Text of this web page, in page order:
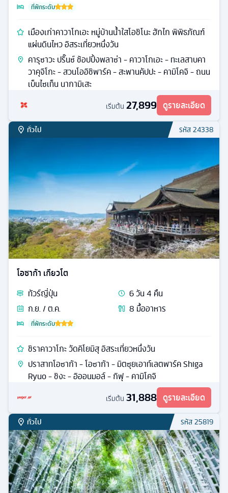
ที่พักระดับ
เมืองเก่าคาวาโกเอะ หมู่บ้านน้ำใสโอชิโนะ ฮักไก พิพิธภัณฑ์
แผ่นดินไหว อิสระเที่ยวหนึ่งวัน
คารุซาวะ ปริ๊นซ์ ช้อปปิ้งพลาซ่า - คาวาโกเอะ - ทะเลสาบคา
วาคุจิโกะ - สวนโออิชิพาร์ค - สะพานคัปปะ - คามิโคจิ - ถนน
เบ็นไซเท็น นากามิเสะ
เริ่มต้น 27,899 ดูรายละเอียด
ทั่วไป รหัส24338
โอซาก้า เกียวโต
ทัวร์ญี่ปุ่น 6วัน4 คืน
ก.ย. / ต.ค.
8 มื้ออาหาร
ที่พักระดับ
ชิราคาวาโกะ วัดคิโยมิสุ อิสระเที่ยวหนึ่งวัน
ปราสาทโอซาก้า - โอซาก้า - มิตซุยเอาท์เลตพาร์ค Shiga
Ryuo - ชิงะ - อิออนมอล์ - กิฟุ - คามิโคจิ
เริ่มต้น 31,888 ดูรายละเอียด
ทั่วไป รหัส25819